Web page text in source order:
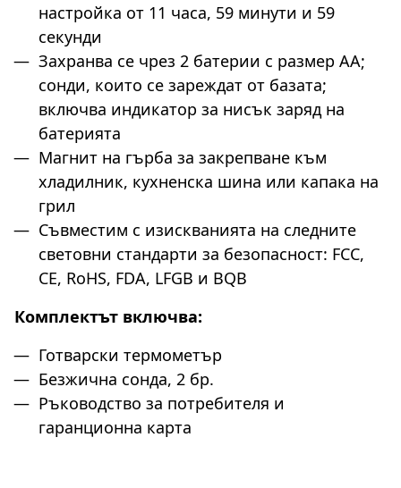
настройка от 11 часа, 59 минути и 59
секунди
Захранва се чрез 2 батерии с размер АА;
сонди, които се зареждат от базата;
включва индикатор за нисък заряд на
батерията
Магнит на гърба за закрепване към
хладилник, кухненска шина или капака на
грил
Съвместим с изискванията на следните
световни стандарти за безопасност: FCC,
CE, RoHS, FDA, LFGB и BQB
Комплектът включва:
Готварски термометър
Безжична сонда, 2 бр.
Ръководство за потребителя и
гаранционна карта